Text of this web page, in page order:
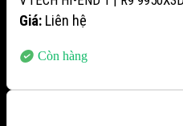
Giá: Liên hệ
Còn hàng